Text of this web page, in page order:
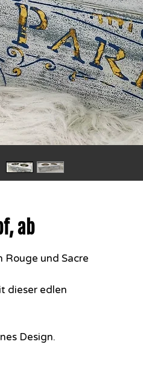
ab
Rouge und Sacre
dieser edlen
Design.